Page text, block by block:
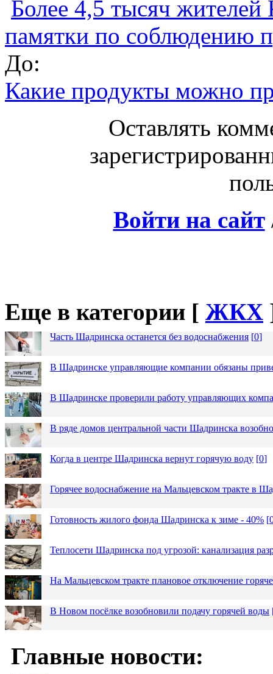
Более 4,5 тысяч жителей
памятки по соблюдению
До:
Какие продукты можно
Оставлять
Войти на сайт
Еще в категории [ ЖКХ
Часть Шадринска останется без водоснабжения [0]
В Шадринске управляющие компании обязаны
В Шадринске проверили работу управляющих
В ряде домов центральной части Шадринска
Когда в центре Шадринска вернут горячую воду [0]
Горячее водоснабжение на Мальцевском тракте в
Готовность жилого фонда Шадринска к зиме - 40% [
Теплосети Шадринска под угрозой: канализация
На Мальцевском тракте плановое отключение
В Новом посёлке возобновили подачу горячей воды
Главные новости: